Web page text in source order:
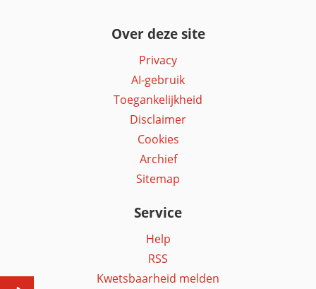
Over deze site
Privacy
AI-gebruik
Toegankelijkheid
Disclaimer
Cookies
Archief
Sitemap
Service
Help
RSS
Kwetsbaarheid melden